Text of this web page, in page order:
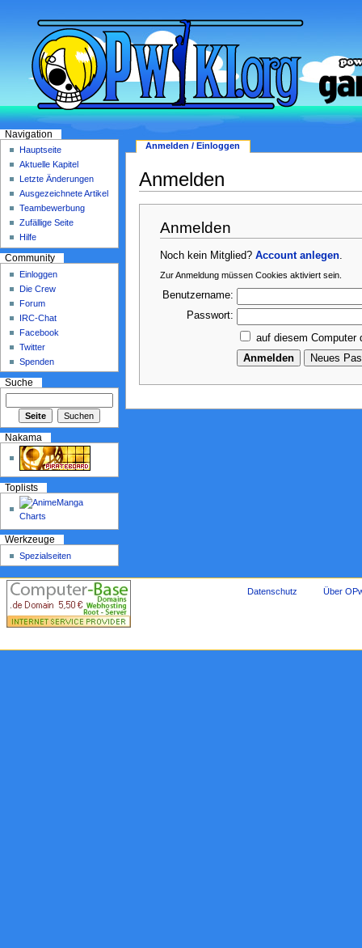
Anmelden
Anmelden
Noch kein Mitglied?Account anlegen
Zur Anmeldung müssen Cookies aktiviert sein.
Benutzername:
Passwort:
auf diesem Computer
Anmelden / Einloggen
Navigation
Hauptseite
Aktuelle Kapitel
Letzte Änderungen
Ausgezeichnete Artikel
Teambewerbung
Zufällige Seite
Hilfe
Community
Einloggen
Die Crew
Forum
IRC-Chat
Facebook
Twitter
Spenden
Suche
Nakama
Toplists
Werkzeuge
Spezialseiten
Datenschutz Über